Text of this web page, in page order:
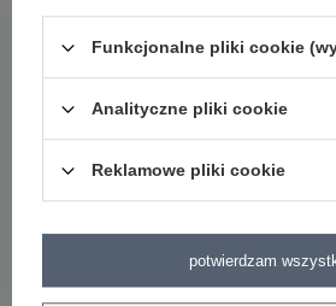
Najczęściej zadawane pytania
Bezpieczeństwo
Oryginalność
Oferta hurtowa
INFORMACJE
Kontakt
Funkcjonalne pliki cookie
Analityczne pliki cookie
Reklamowe pliki cookie
potwierdzam